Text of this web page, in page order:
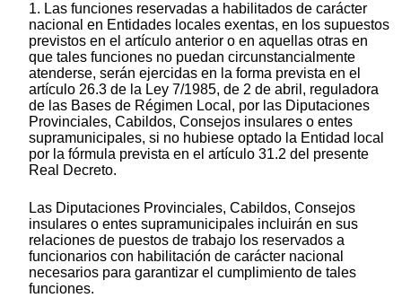
1. Las funciones reservadas a habilitados de carácter
nacional en Entidades locales exentas, en los supuestos
previstos en el artículo anterior o en aquellas otras en
que tales funciones no puedan circunstancialmente
atenderse, serán ejercidas en la forma prevista en el
artículo 26.3 de la Ley 7/1985, de 2 de abril, reguladora
de las Bases de Régimen Local, por las Diputaciones
Provinciales, Cabildos, Consejos insulares o entes
supramunicipales, si no hubiese optado la Entidad local
por la fórmula prevista en el artículo 31.2 del presente
Real Decreto.
Las Diputaciones Provinciales, Cabildos, Consejos
insulares o entes supramunicipales incluirán en sus
relaciones de puestos de trabajo los reservados a
funcionarios con habilitación de carácter nacional
necesarios para garantizar el cumplimiento de tales
funciones.